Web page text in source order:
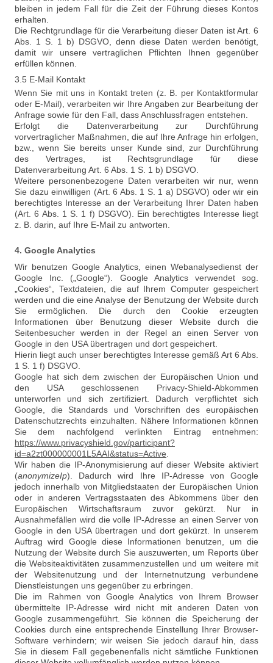
bleiben in jedem Fall für die Zeit der Führung dieses Kontos
erhalten.
Die Rechtgrundlage für die Verarbeitung dieser Daten ist Art. 6
Abs. 1 S. 1 b) DSGVO, denn diese Daten werden benötigt,
damit wir unsere vertraglichen Pflichten Ihnen gegenüber
erfüllen können.
3.5 E-Mail Kontakt
Wenn Sie mit uns in Kontakt treten (z. B. per Kontaktformular
oder E-Mail), verarbeiten wir Ihre Angaben zur Bearbeitung der
Anfrage sowie für den Fall, dass Anschlussfragen entstehen.
Erfolgt die Datenverarbeitung zur Durchführung
vorvertraglicher Maßnahmen, die auf Ihre Anfrage hin erfolgen,
bzw., wenn Sie bereits unser Kunde sind, zur Durchführung
des Vertrages, ist Rechtsgrundlage für diese
Datenverarbeitung Art. 6 Abs. 1 S. 1 b) DSGVO.
Weitere personenbezogene Daten verarbeiten wir nur, wenn
Sie dazu einwilligen (Art. 6 Abs. 1 S. 1 a) DSGVO) oder wir ein
berechtigtes Interesse an der Verarbeitung Ihrer Daten haben
(Art. 6 Abs. 1 S. 1 f) DSGVO). Ein berechtigtes Interesse liegt
z. B. darin, auf Ihre E-Mail zu antworten.
4. Google Analytics
Wir benutzen Google Analytics, einen Webanalysedienst der
Google Inc. („Google“). Google Analytics verwendet sog.
„Cookies“, Textdateien, die auf Ihrem Computer gespeichert
werden und die eine Analyse der Benutzung der Website durch
Sie ermöglichen. Die durch den Cookie erzeugten
Informationen über Benutzung dieser Website durch die
Seitenbesucher werden in der Regel an einen Server von
Google in den USA übertragen und dort gespeichert.
Hierin liegt auch unser berechtigtes Interesse gemäß Art 6 Abs.
1 S. 1 f) DSGVO.
Google hat sich dem zwischen der Europäischen Union und
den USA geschlossenen Privacy-Shield-Abkommen
unterworfen und sich zertifiziert. Dadurch verpflichtet sich
Google, die Standards und Vorschriften des europäischen
Datenschutzrechts einzuhalten. Nähere Informationen können
Sie dem nachfolgend verlinkten Eintrag entnehmen:
https://www.privacyshield.gov/participant?
id=a2zt000000001L5AAI&status=Active
Wir haben die IP-Anonymisierung auf dieser Website aktiviert
(anonymizeIp). Dadurch wird Ihre IP-Adresse von Google
jedoch innerhalb von Mitgliedstaaten der Europäischen Union
oder in anderen Vertragsstaaten des Abkommens über den
Europäischen Wirtschaftsraum zuvor gekürzt. Nur in
Ausnahmefällen wird die volle IP-Adresse an einen Server von
Google in den USA übertragen und dort gekürzt. In unserem
Auftrag wird Google diese Informationen benutzen, um die
Nutzung der Website durch Sie auszuwerten, um Reports über
die Websiteaktivitäten zusammenzustellen und um weitere mit
der Websitenutzung und der Internetnutzung verbundene
Dienstleistungen uns gegenüber zu erbringen.
Die im Rahmen von Google Analytics von Ihrem Browser
übermittelte IP-Adresse wird nicht mit anderen Daten von
Google zusammengeführt. Sie können die Speicherung der
Cookies durch eine entsprechende Einstellung Ihrer Browser-
Software verhindern; wir weisen Sie jedoch darauf hin, dass
Sie in diesem Fall gegebenenfalls nicht sämtliche Funktionen